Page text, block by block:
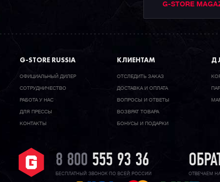
G-STORE
G-STORE RUSSIA
ОФИЦИАЛЬНЫЙ ДИЛЕР
CОТРУДНИЧЕСТВО
РАБОТА У НАС
ДЛЯ ПРЕССЫ
КОНТАКТЫ
КЛИЕНТАМ
ОТСЛЕДИТЬ ЗАКАЗ
ДОСТАВКА И ОПЛАТА
ВОПРОСЫ И ОТВЕТЫ
ВОЗВРАТ ТОВАРА
БОНУСЫ И ПОДАРКИ
8 800 555 93 36
БЕСПЛАТНЫЙ ЗВОНОК ПО ВСЕЙ РОССИИ ОТВЕЧАЕМ